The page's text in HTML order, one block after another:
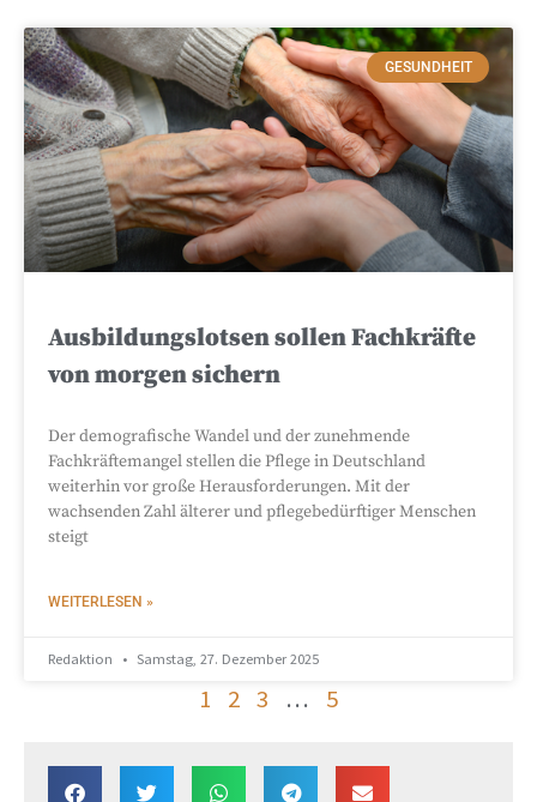
GESUNDHEIT
Ausbildungslotsen sollen Fachkräfte
von morgen sichern
Der demografische Wandel und der zunehmende
Fachkräftemangel stellen die Pflege in Deutschland
weiterhin vor große Herausforderungen. Mit der
wachsenden Zahl älterer und pflegebedürftiger Menschen
steigt
WEITERLESEN »
Redaktion Samstag, 27. Dezember 2025
1 2 3 … 5